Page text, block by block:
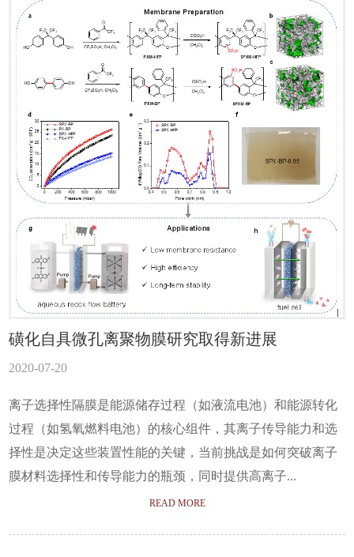
磺化自具微孔离聚物膜研究取得新进展
2020-07-20
离子选择性隔膜是能源储存过程（如液流电池）和能源转化
过程（如氢氧燃料电池）的核心组件，其离子传导能力和选
择性是决定这些装置性能的关键，当前挑战是如何突破离子
膜材料选择性和传导能力的瓶颈，同时提供高离子...
READ MORE